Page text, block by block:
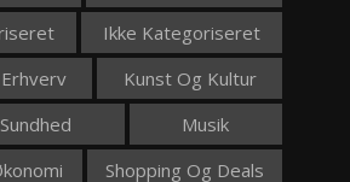
Ikke Kategoriseret
Kunst Og Kultur
Musik
Shopping Og Deals